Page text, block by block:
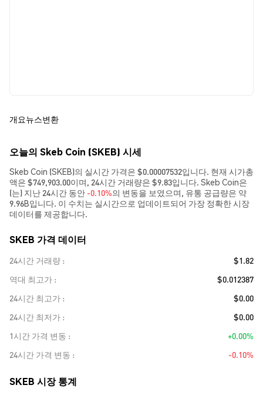
개요뉴스변환
오늘의 Skeb Coin (SKEB) 시세
Skeb Coin (SKEB)의 실시간 가격은 $0.00007532입니다. 현재 시가총
액은 $749,903.00이며, 24시간 거래량은 $9.83입니다. Skeb Coin은
(는) 지난 24시간 동안 -0.10%의 변동을 보였으며, 유통 공급량은 약
9.96B입니다. 이 수치는 실시간으로 업데이트되어 가장 정확한 시장
데이터를 제공합니다.
SKEB 가격 데이터
24시간 거래량
$1.82
역대 최고가
$0.012387
24시간 최고가
$0.00
24시간 최저가
$0.00
1시간 가격 변동
+0.00%
24시간 가격 변동
-0.10%
SKEB 시장 통계